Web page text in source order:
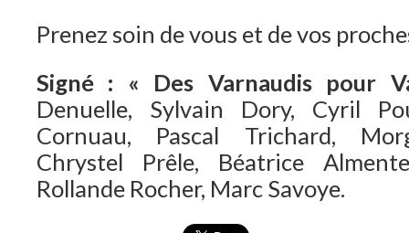
Prenez soin de vous et de vos
Signé : « Des Varnaudis pour
Denuelle, Sylvain Dory, Cyril
Cornuau, Pascal Trichard,
Chrystel Prêle, Béatrice
Rollande Rocher, Marc Savoye.